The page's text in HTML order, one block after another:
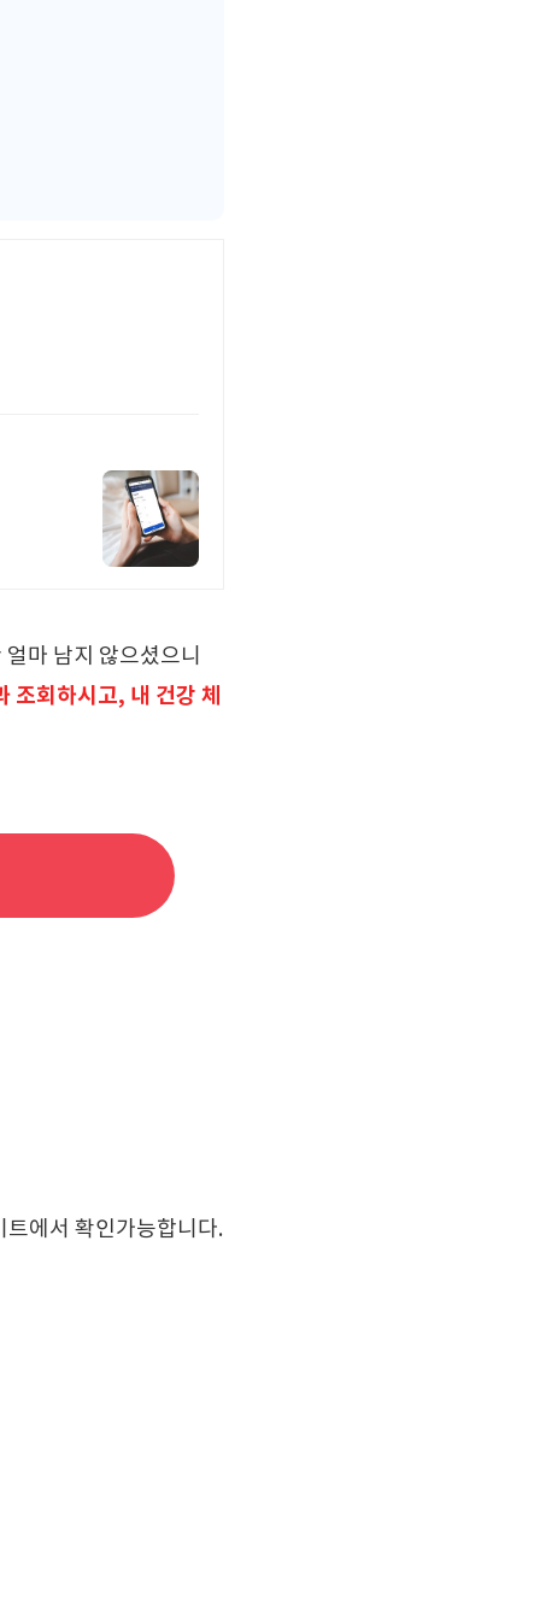
마 남지 않으셨으니
조회하시고, 내 건강 체
에서 확인가능합니다.